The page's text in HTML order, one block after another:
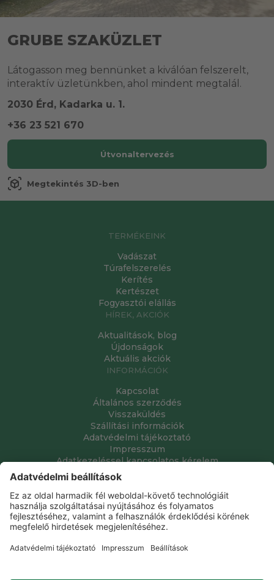
GRUBE SZAKÜZLET
Látogasson meg bennünket a kiválóan felszerelt,
interaktív üzletünkben, ahol mindent megtalál.
2030 Érd, Kadarka u. 1.
+36 23 521 670
Útvonaltervezés
view_in_ar Megtekintés 3D-ben
TERMÉKEINK
Vadászat
Túrafelszerelés
Kerítés
Kertészet
Fogyasztói elállás
HÍREK, AKCIÓK
Aktualitások, blog
Újdonságok
Aktuális akciók
INFORMÁCIÓK
Kapcsolat
Általános szerződés
Visszaküldés
Szállítási információk
Adatvédelmi tájékoztató
Impresszum
Adatkezeléssel kapcsolatos kérelem